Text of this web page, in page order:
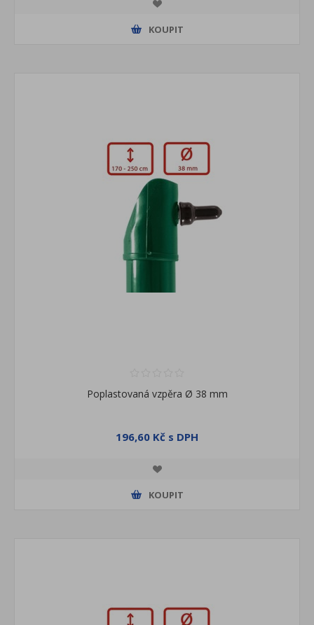
KOUPIT
Poplastovaná vzpěra Ø 38 mm
196,60 Kč s DPH
KOUPIT